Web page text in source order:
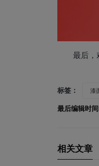
最后，
标签： 漆
最后编辑时
相关文章